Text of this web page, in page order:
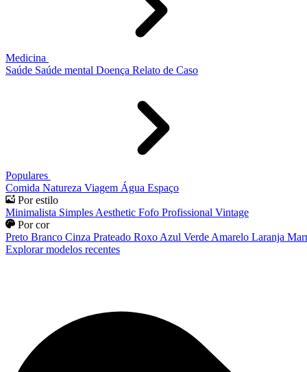
Medicina
Saúde Saúde mental Doença Relato de Caso
Populares
Comida Natureza Viagem Água Espaço
Por estilo
Minimalista Simples Aesthetic Fofo Profissional Vintage
Por cor
Preto Branco Cinza Prateado Roxo Azul Verde Amarelo Laranja
Explorar modelos recentes